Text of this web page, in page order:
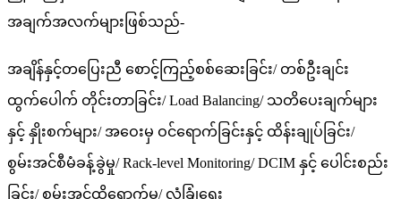
အချက်အလက်များဖြစ်သည်-
အချိန်နှင့်တပြေးညီ စောင့်ကြည့်စစ်ဆေးခြင်း/ တစ်ဦးချင်း
ထွက်ပေါက် တိုင်းတာခြင်း/ Load Balancing/ သတိပေးချက်များ
နှင့် နှိုးစက်များ/ အဝေးမှ ဝင်ရောက်ခြင်းနှင့် ထိန်းချုပ်ခြင်း/
စွမ်းအင်စီမံခန့်ခွဲမှု/ Rack-level Monitoring/ DCIM နှင့် ပေါင်းစည်း
ခြင်း/ စွမ်းအင်ထိရောက်မှု/ လုံခြုံရေး